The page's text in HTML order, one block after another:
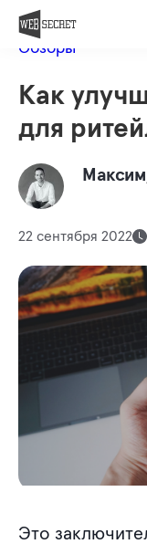
Назад в блог
Обзоры
Как
для
22 сентября 2022
Это